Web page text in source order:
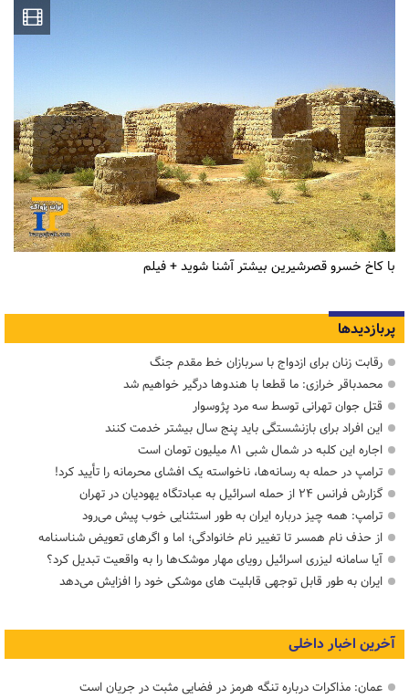
با کاخ خسرو قصرشیرین بیشتر آشنا شوید + فیلم
پربازدیدها
رقابت زنان برای ازدواج با سربازان خط مقدم جنگ
محمدباقر خرازی: ما قطعا با هندوها درگیر خواهیم شد
قتل جوان تهرانی توسط سه مرد پژوسوار
این افراد برای بازنشستگی باید پنج سال بیشتر خدمت کنند
اجاره این کلبه در شمال شبی ۸۱ میلیون تومان است
ترامپ در حمله‌ به رسانه‌ها، ناخواسته یک افشای محرمانه را تأیید کرد!
گزارش فرانس ۲۴ از حمله اسرائیل به عبادتگاه یهودیان در تهران
ترامپ: همه چیز درباره ایران به طور استثنایی خوب پیش می‌رود
از حذف نام همسر تا تغییر نام خانوادگی؛ اما و اگرهای تعویض شناسنامه
آیا سامانه لیزری اسرائیل رویای مهار موشک‌ها را به واقعیت تبدیل کرد؟
ایران به طور قابل توجهی قابلیت های موشکی خود را افزایش می‌دهد
آخرین اخبار داخلی
عمان: مذاکرات درباره تنگه هرمز در فضایی مثبت در جریان است